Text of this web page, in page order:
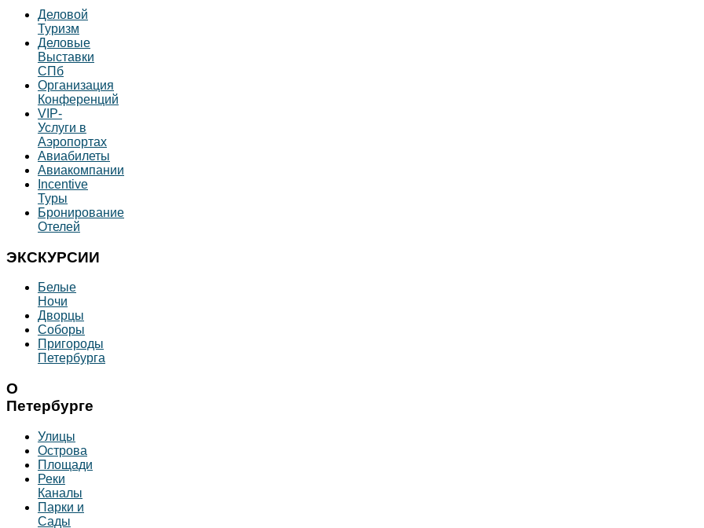
Деловой
Туризм
Деловые
Выставки
СПб
Организация
Конференций
VIP-
Услуги в
Аэропортах
Авиабилеты
Авиакомпании
Incentive
Туры
Бронирование
Отелей
ЭКСКУРСИИ
Белые
Ночи
Дворцы
Соборы
Пригороды
Петербурга
О
Петербурге
Улицы
Острова
Площади
Реки
Каналы
Парки и
Сады